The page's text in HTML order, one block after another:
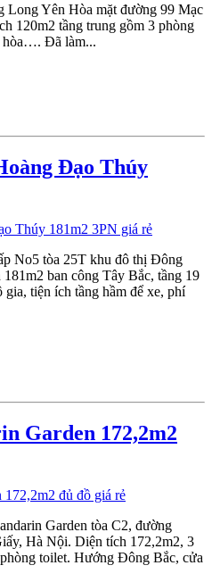
Long Yên Hòa mặt đường 99 Mạc
120m2 tầng trung gồm 3 phòng
hòa…. Đã làm...
Đạo Thúy
No5 tòa 25T khu đô thị Đông
ban công Tây Bắc, tầng 19
tiện ích tầng hầm để xe, phí
Garden 172,2m2
Garden tòa C2, đường
Hà Nội. Diện tích 172,2m2, 3
toilet. Hướng Đông Bắc, cửa